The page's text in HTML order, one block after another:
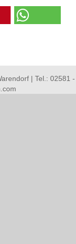
| Tel.: 02581 -